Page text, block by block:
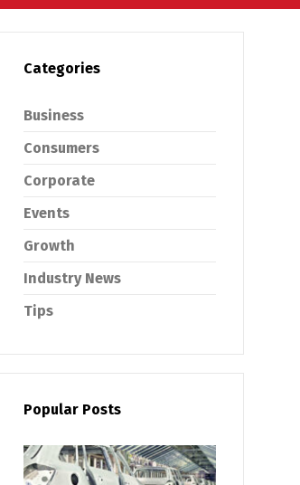
Categories
Business
Consumers
Corporate
Events
Growth
Industry News
Tips
Popular Posts